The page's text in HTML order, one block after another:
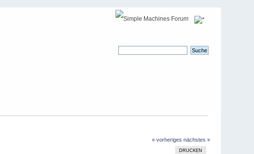
« vorheriges nächstes »
DRUCKEN